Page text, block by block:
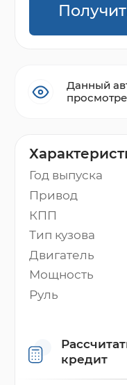
Год выпуска
Привод
КПП
Тип кузова
Двигатель
Мощность
Руль
кредит
Данный